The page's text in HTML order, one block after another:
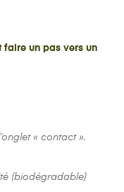
faire un pas vers un
« contact ».
(biodégradable)